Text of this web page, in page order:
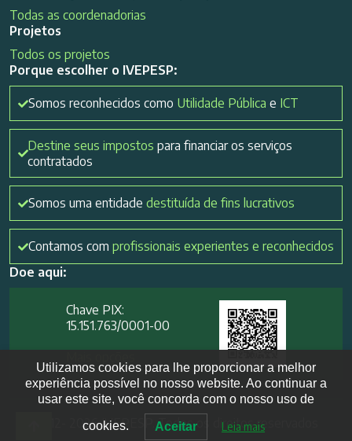
Todas as coordenadorias
Projetos
Todos os projetos
Porque escolher o IVEPESP:
Somos reconhecidos como Utilidade Pública e ICT
Destine seus impostos para financiar os serviços
contratados
Somos uma entidade destituída de fins lucrativos
Contamos com profissionais experientes e reconhecidos
Doe aqui:
Chave PIX:
15.151.763/0001-00​
2012- 2026 IVEPESP. Todos os direitos reservados
Utilizamos cookies para lhe proporcionar a melhor
experiência possível no nosso website. Ao continuar a
usar este site, você concorda com o nosso uso de
cookies. Aceitar Leia mais